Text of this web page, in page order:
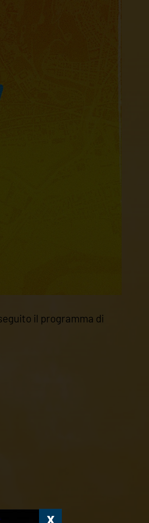
il programma di